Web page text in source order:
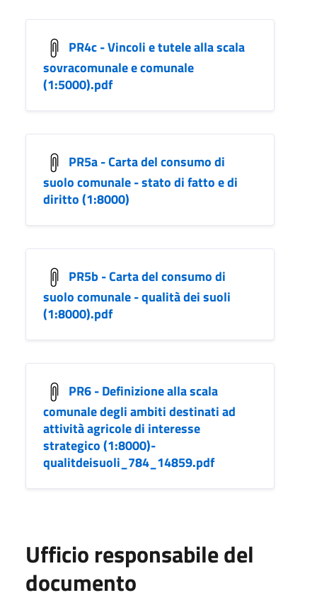
PR4c - Vincoli e tutele alla scala
sovracomunale e comunale
(1:5000).pdf
PR5a - Carta del consumo di
suolo comunale - stato di fatto e di
diritto (1:8000)
PR5b - Carta del consumo di
suolo comunale - qualità dei suoli
(1:8000).pdf
PR6 - Definizione alla scala
comunale degli ambiti destinati ad
attività agricole di interesse
strategico (1:8000)-
qualitdeisuoli_784_14859.pdf
Ufficio responsabile del
documento